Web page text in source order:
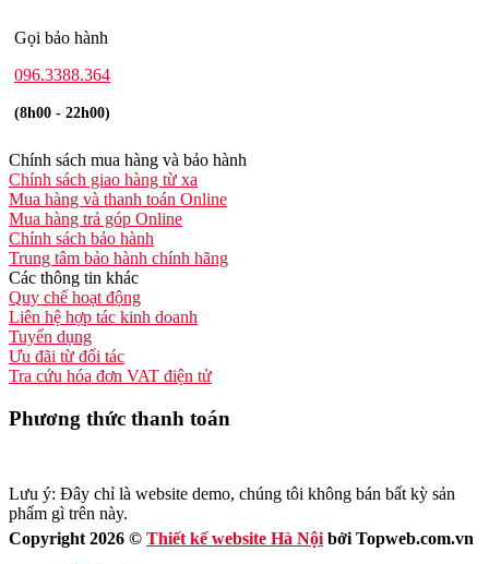
Gọi bảo hành
096.3388.364
(8h00 - 22h00)
Chính sách mua hàng và bảo hành
Chính sách giao hàng từ xa
Mua hàng và thanh toán Online
Mua hàng trả góp Online
Chính sách bảo hành
Trung tâm bảo hành chính hãng
Các thông tin khác
Quy chế hoạt động
Liên hệ hợp tác kinh doanh
Tuyển dụng
Ưu đãi từ đối tác
Tra cứu hóa đơn VAT điện tử
Phương thức thanh toán
Lưu ý: Đây chỉ là website demo, chúng tôi không bán bất kỳ sản
phẩm gì trên này.
Copyright 2026 © Thiết kế website Hà Nội bởi Topweb.com.vn